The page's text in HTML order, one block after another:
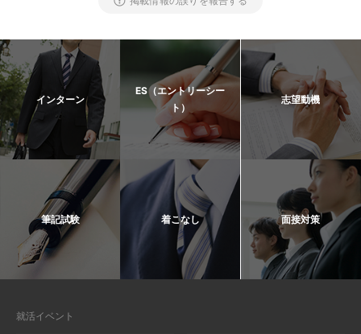
インターン
ES（エントリーシー
ト）
志望動機
筆記試験 着こなし 面接対策
就活イベント